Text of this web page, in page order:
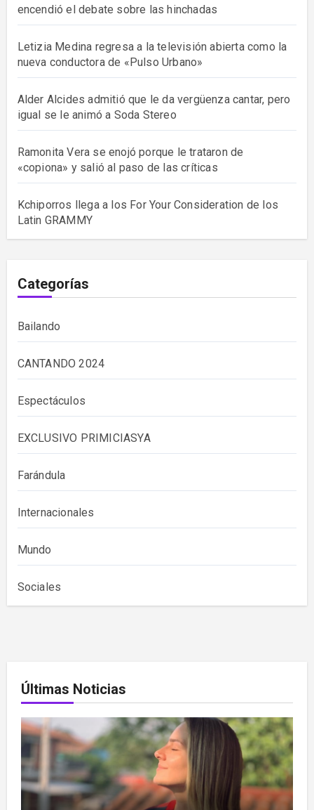
encendió el debate sobre las hinchadas
Letizia Medina regresa a la televisión abierta como la
nueva conductora de «Pulso Urbano»
Alder Alcides admitió que le da vergüenza cantar, pero
igual se le animó a Soda Stereo
Ramonita Vera se enojó porque le trataron de
«copiona» y salió al paso de las críticas
Kchiporros llega a los For Your Consideration de los
Latin GRAMMY
Categorías
Bailando
CANTANDO 2024
Espectáculos
EXCLUSIVO PRIMICIASYA
Farándula
Internacionales
Mundo
Sociales
Últimas Noticias